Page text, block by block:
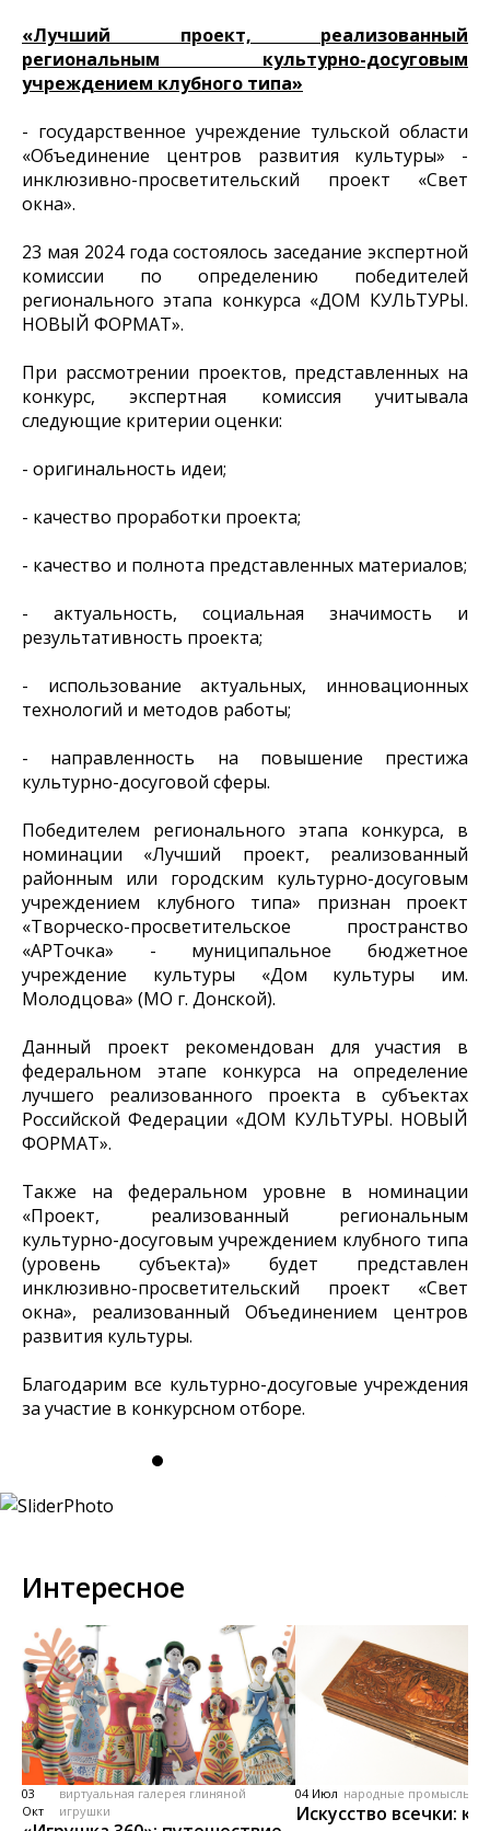
«Лучший проект, реализованный
региональным культурно-досуговым
учреждением клубного типа»
- государственное учреждение тульской области
«Объединение центров развития культуры» -
инклюзивно-просветительский проект «Свет
окна».
23 мая 2024 года состоялось заседание экспертной
комиссии по определению победителей
регионального этапа конкурса «ДОМ КУЛЬТУРЫ.
НОВЫЙ ФОРМАТ».
При рассмотрении проектов, представленных на
конкурс, экспертная комиссия учитывала
следующие критерии оценки:
- оригинальность идеи;
- качество проработки проекта;
- качество и полнота представленных материалов;
- актуальность, социальная значимость и
результативность проекта;
- использование актуальных, инновационных
технологий и методов работы;
- направленность на повышение престижа
культурно-досуговой сферы.
Победителем регионального этапа конкурса, в
номинации «Лучший проект, реализованный
районным или городским культурно-досуговым
учреждением клубного типа» признан проект
«Творческо-просветительское пространство
«АРТочка» - муниципальное бюджетное
учреждение культуры «Дом культуры им.
Молодцова» (МО г. Донской).
Данный проект рекомендован для участия в
федеральном этапе конкурса на определение
лучшего реализованного проекта в субъектах
Российской Федерации «ДОМ КУЛЬТУРЫ. НОВЫЙ
ФОРМАТ».
Также на федеральном уровне в номинации
«Проект, реализованный региональным
культурно-досуговым учреждением клубного типа
(уровень субъекта)» будет представлен
инклюзивно-просветительский проект «Свет
окна», реализованный Объединением центров
развития культуры.
Благодарим все культурно-досуговые учреждения
за участие в конкурсном отборе.
Интересное
03
Окт
виртуальная галерея глиняной
игрушки
04 Июл народные промыслы,
Искусство всечки: как